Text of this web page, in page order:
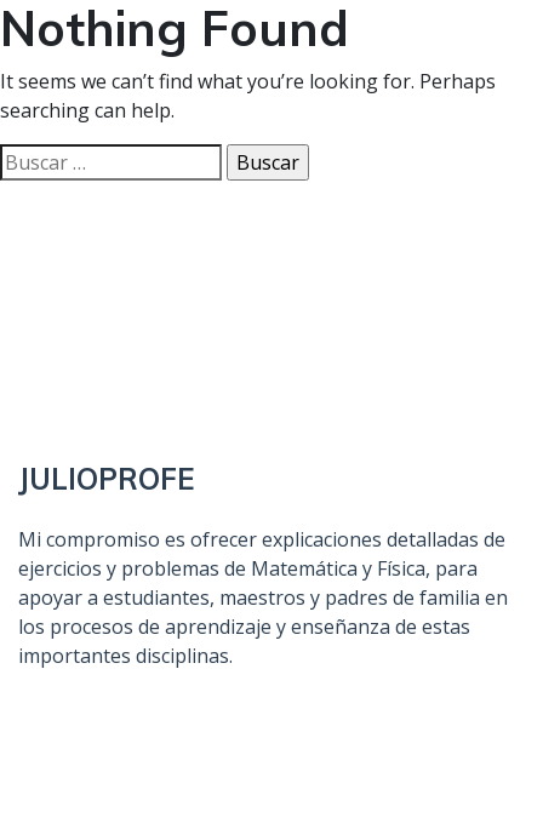
Nothing Found
It seems we can’t find what you’re looking for. Perhaps
searching can help.
Buscar:
JULIOPROFE
Mi compromiso es ofrecer explicaciones detalladas de
ejercicios y problemas de Matemática y Física, para
apoyar a estudiantes, maestros y padres de familia en
los procesos de aprendizaje y enseñanza de estas
importantes disciplinas.